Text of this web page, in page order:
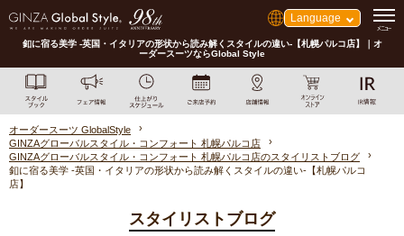
Language
釦に宿る美学 -英国・イタリアの形状から読み解くスタイルの違い-【札幌パルコ店】｜オ
ーダースーツならGlobal Style
オーダースーツ GlobalStyle
GINZAグローバルスタイル・コンフォート 札幌パルコ店
GINZAグローバルスタイル・コンフォート 札幌パルコ店のスタイリストブログ
釦に宿る美学 -英国・イタリアの形状から読み解くスタイルの違い-【札幌パルコ
店】
スタイリストブログ